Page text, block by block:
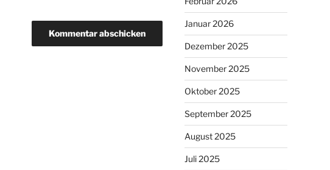
Januar 2026
Dezember 2025
November 2025
Oktober 2025
September 2025
August 2025
Juli 2025